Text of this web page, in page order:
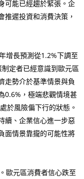
可能已經趨於緊張。企
推遲投資和消費決策，
增長預測從1.2%下調至
定者已經意識到歐元區
走勢介於基準情景與負
0.6%，極端悲觀情境甚
於風險偏下行的狀態。
續、企業信心進一步惡
面情景靠攏的可能性將
歐元區消費者信心跌至